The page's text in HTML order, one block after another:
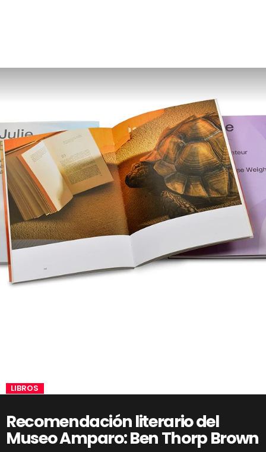
LIBROS
Recomendación literario del
Museo Amparo: Ben Thorp Brown